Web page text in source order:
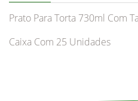
Prato Para Torta 730ml Com
Caixa Com 25 Unidades